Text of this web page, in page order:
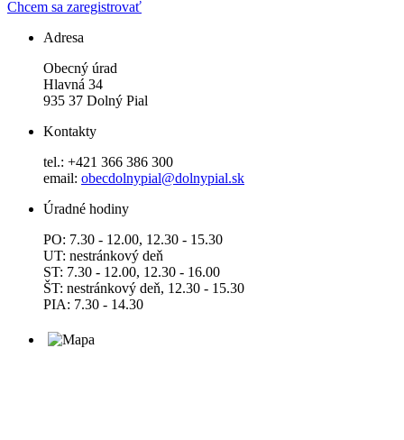
Chcem sa zaregistrovať
Adresa
Obecný úrad
Hlavná 34
935 37 Dolný Pial
Kontakty
tel.: +421 366 386 300
email: obecdolnypial@dolnypial.sk
Úradné hodiny
PO: 7.30 - 12.00, 12.30 - 15.30
UT: nestránkový deň
ST: 7.30 - 12.00, 12.30 - 16.00
ŠT: nestránkový deň, 12.30 - 15.30
PIA: 7.30 - 14.30